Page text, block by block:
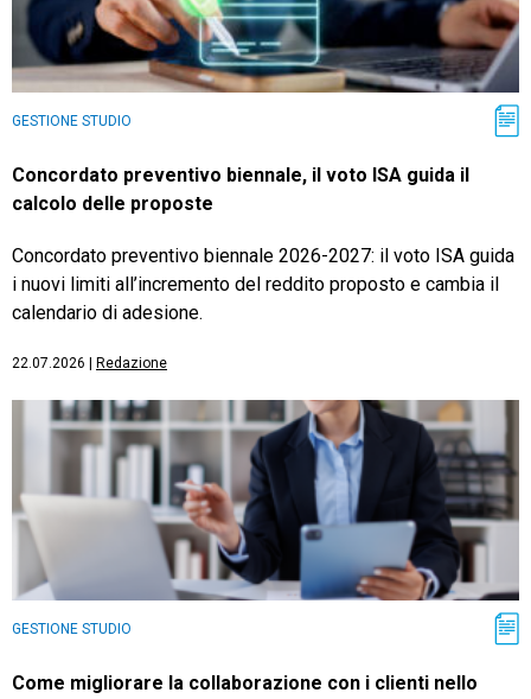
GESTIONE STUDIO
Concordato preventivo biennale, il voto ISA guida il
calcolo delle proposte
Concordato preventivo biennale 2026-2027: il voto ISA guida
i nuovi limiti all’incremento del reddito proposto e cambia il
calendario di adesione.
22.07.2026 Redazione
GESTIONE STUDIO
Come migliorare la collaborazione con i clienti nello